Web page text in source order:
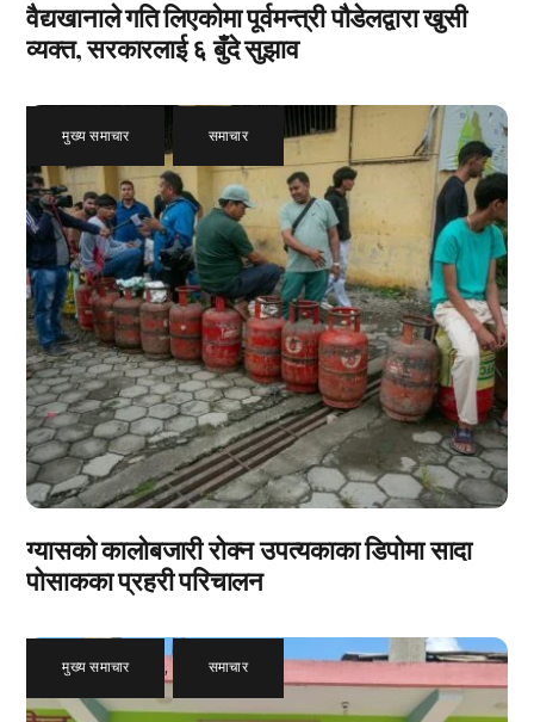
वैद्यखानाले गति लिएकोमा पूर्वमन्त्री पौडेलद्वारा खुसी
व्यक्त, सरकारलाई ६ बुँदे सुझाव
मुख्य समाचार , समाचार
ग्यासको कालोबजारी रोक्न उपत्यकाका डिपोमा सादा
पोसाकका प्रहरी परिचालन
मुख्य समाचार , समाचार